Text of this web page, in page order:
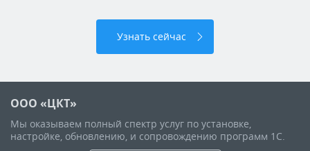
Узнать сейчас
ООО «ЦКТ»
Мы оказываем полный спектр услуг по установке,
настройке, обновлению, и сопровождению программ 1С.